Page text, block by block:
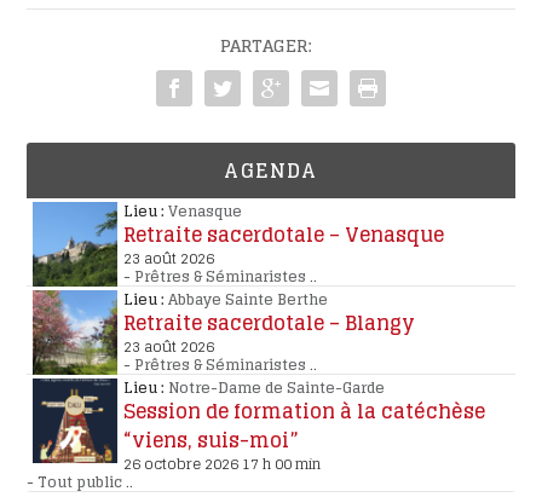
PARTAGER:
AGENDA
Lieu : Venasque
Retraite sacerdotale – Venasque
23 août 2026
- Prêtres & Séminaristes..
Lieu : Abbaye Sainte Berthe
Retraite sacerdotale – Blangy
23 août 2026
- Prêtres & Séminaristes..
Lieu : Notre-Dame de Sainte-Garde
Session de formation à la catéchèse
“viens, suis-moi”
26 octobre 2026 17 h 00 min
-Tout public..